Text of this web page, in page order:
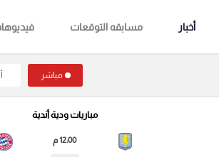
أخبار مسابقه التوقعات
مباشر
مباريات ودية أندية
12:00 م